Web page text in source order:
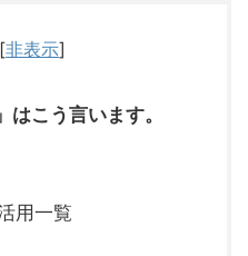
[非表示]
こう言います。
用一覧